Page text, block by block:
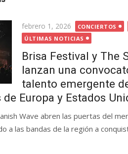
Publicada
el
febrero 1, 2026 CONCIERTOS
ÚLTIMAS NOTICIAS
Brisa Festival y The
lanzan una
talento emergente
Europa y Estados
Wave abren las puertas del
a las bandas de la región a